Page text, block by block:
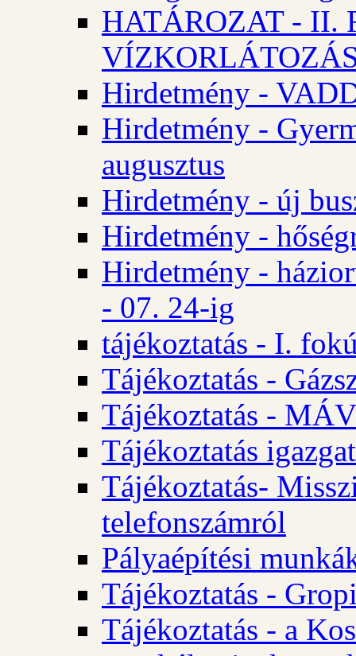
HATÁROZAT - II.
Hirdetmény -
Hirdetmény -
augusztus
Hirdetmény - új
Hirdetmény -
Hirdetmény -
- 07. 24-ig
tájékoztatás - I.
Tájékoztatás -
Tájékoztatás -
Tájékoztatás
Tájékoztatás-
telefonszámról
Pályaépítési
Tájékoztatás -
Tájékoztatás - a